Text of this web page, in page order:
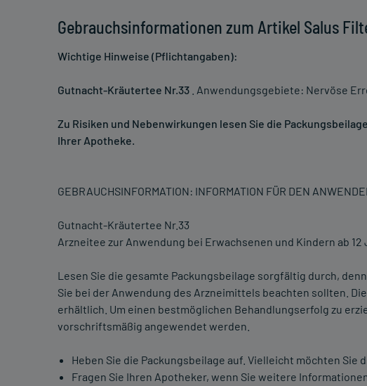
Gebrauchsinformationen zum Artikel Salus
Wichtige Hinweise (Pflichtangaben):
Gutnacht-Kräutertee Nr.33 . Anwendungsgebiete: Nervöse
Zu Risiken und Nebenwirkungen lesen Sie die
Ihrer Apotheke.
GEBRAUCHSINFORMATION: INFORMATION FÜR DEN
Gutnacht-Kräutertee Nr.33
Arzneitee zur Anwendung bei Erwachsenen und Kindern ab 12
Lesen Sie die gesamte Packungsbeilage sorgfältig durch,
Sie bei der Anwendung des Arzneimittels beachten sollten.
erhältlich. Um einen bestmöglichen Behandlungserfolg zu
vorschriftsmäßig angewendet werden.
Heben Sie die Packungsbeilage auf. Vielleicht möchten Sie
Fragen Sie Ihren Apotheker, wenn Sie weitere